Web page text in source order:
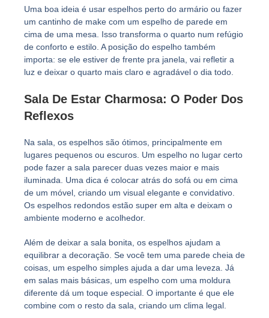
Uma boa ideia é usar espelhos perto do armário ou fazer
um cantinho de make com um espelho de parede em
cima de uma mesa. Isso transforma o quarto num refúgio
de conforto e estilo. A posição do espelho também
importa: se ele estiver de frente pra janela, vai refletir a
luz e deixar o quarto mais claro e agradável o dia todo.
Sala De Estar Charmosa: O Poder Dos
Reflexos
Na sala, os espelhos são ótimos, principalmente em
lugares pequenos ou escuros. Um espelho no lugar certo
pode fazer a sala parecer duas vezes maior e mais
iluminada. Uma dica é colocar atrás do sofá ou em cima
de um móvel, criando um visual elegante e convidativo.
Os espelhos redondos estão super em alta e deixam o
ambiente moderno e acolhedor.
Além de deixar a sala bonita, os espelhos ajudam a
equilibrar a decoração. Se você tem uma parede cheia de
coisas, um espelho simples ajuda a dar uma leveza. Já
em salas mais básicas, um espelho com uma moldura
diferente dá um toque especial. O importante é que ele
combine com o resto da sala, criando um clima legal.